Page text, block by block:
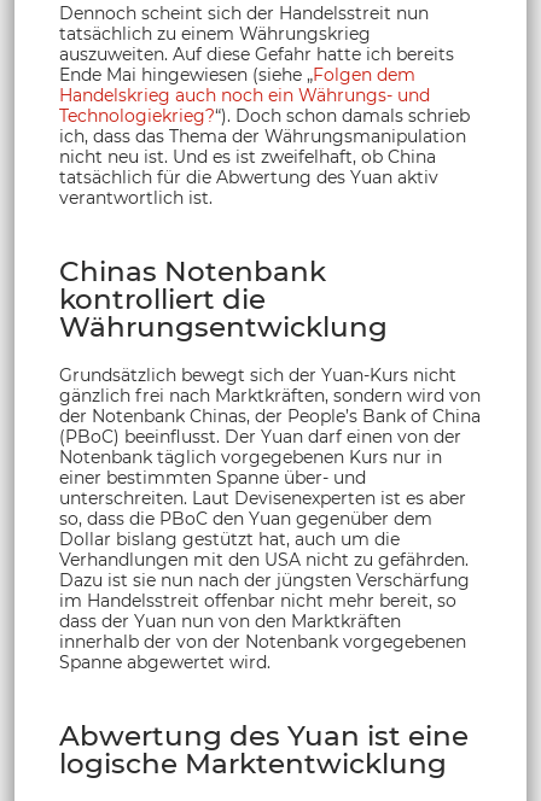
Dennoch scheint sich der Handelsstreit nun
tatsächlich zu einem Währungskrieg
auszuweiten. Auf diese Gefahr hatte ich bereits
Ende Mai hingewiesen (siehe „Folgen dem
Handelskrieg auch noch ein Währungs- und
Technologiekrieg?“). Doch schon damals schrieb
ich, dass das Thema der Währungsmanipulation
nicht neu ist. Und es ist zweifelhaft, ob China
tatsächlich für die Abwertung des Yuan aktiv
verantwortlich ist.
Chinas Notenbank
kontrolliert die
Währungsentwicklung
Grundsätzlich bewegt sich der Yuan-Kurs nicht
gänzlich frei nach Marktkräften, sondern wird von
der Notenbank Chinas, der People’s Bank of China
(PBoC) beeinflusst. Der Yuan darf einen von der
Notenbank täglich vorgegebenen Kurs nur in
einer bestimmten Spanne über- und
unterschreiten. Laut Devisenexperten ist es aber
so, dass die PBoC den Yuan gegenüber dem
Dollar bislang gestützt hat, auch um die
Verhandlungen mit den USA nicht zu gefährden.
Dazu ist sie nun nach der jüngsten Verschärfung
im Handelsstreit offenbar nicht mehr bereit, so
dass der Yuan nun von den Marktkräften
innerhalb der von der Notenbank vorgegebenen
Spanne abgewertet wird.
Abwertung des Yuan ist eine
logische Marktentwicklung